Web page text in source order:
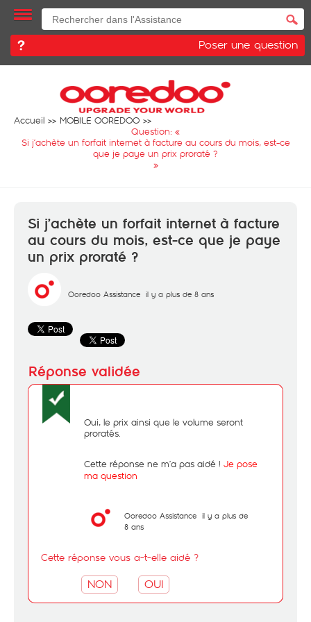
Poser une question
Accueil
MOBILE OOREDOO
Question: «
Si j’achète un forfait internet à facture au cours du mois, est-ce
que je paye un prix proraté ?
»
Si j’achète un forfait internet à facture
au cours du mois, est-ce que je paye
un prix proraté ?
Ooredoo Assistance il y a plus de 8 ans
Oui, le prix ainsi que le volume seront
proratés.
Cette réponse ne m’a pas aidé ! Je pose
ma question
Ooredoo Assistance il y a plus de
8 ans
Cette réponse vous a-t-elle aidé ?
NON OUI